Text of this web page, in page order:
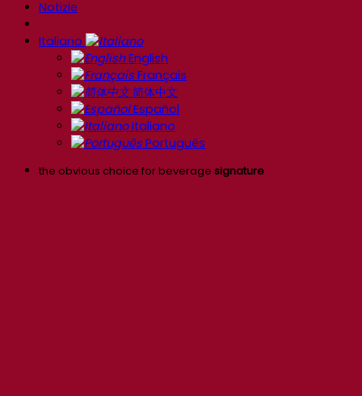
Notizie
Italiano
English
Français
简体中文
Español
Italiano
Português
the obvious choice for beverage signature